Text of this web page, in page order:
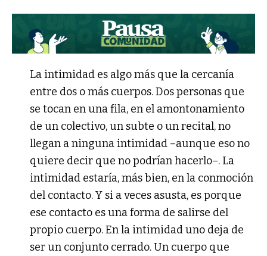
La intimidad es algo más que la cercanía
entre dos o más cuerpos. Dos personas que
se tocan en una fila, en el amontonamiento
de un colectivo, un subte o un recital, no
llegan a ninguna intimidad –aunque eso no
quiere decir que no podrían hacerlo–. La
intimidad estaría, más bien, en la conmoción
del contacto. Y si a veces asusta, es porque
ese contacto es una forma de salirse del
propio cuerpo. En la intimidad uno deja de
ser un conjunto cerrado. Un cuerpo que